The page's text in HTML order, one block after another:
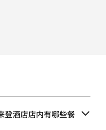
登酒店店内有哪些餐